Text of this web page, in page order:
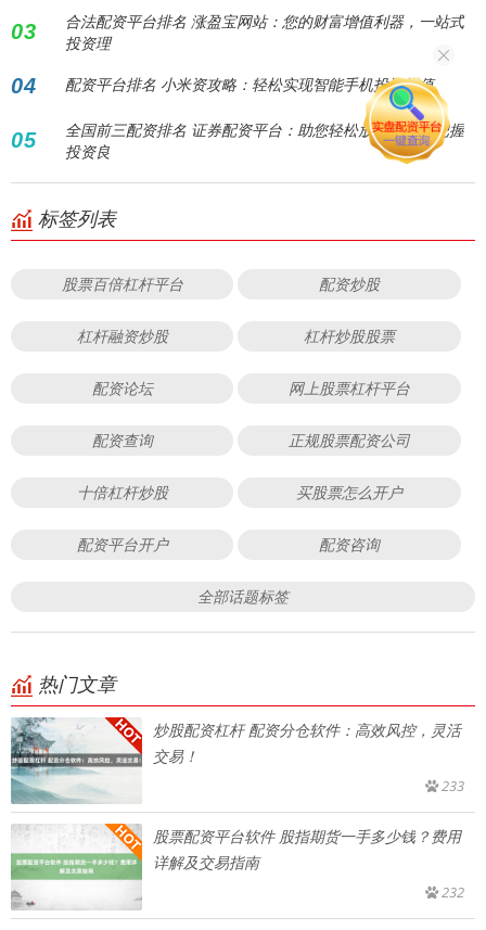
03
合法配资平台排名 涨盈宝网站：您的财富增值利器，一站式
投资理
04 配资平台排名 小米资攻略：轻松实现智能手机投资增值
05
全国前三配资排名 证券配资平台：助您轻松放大收益，把握
投资良
标签列表
股票百倍杠杆平台 配资炒股
杠杆融资炒股 杠杆炒股股票
配资论坛 网上股票杠杆平台
配资查询 正规股票配资公司
十倍杠杆炒股 买股票怎么开户
配资平台开户 配资咨询
全部话题标签
热门文章
炒股配资杠杆 配资分仓软件：高效风控，灵活
交易！
233
股票配资平台软件 股指期货一手多少钱？费用
详解及交易指南
232